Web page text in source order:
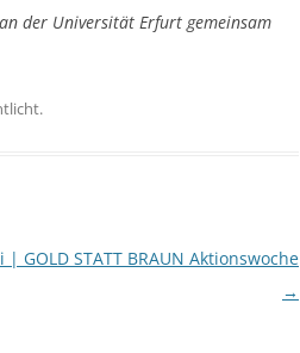
der Universität Erfurt gemeinsam
| GOLD STATT BRAUN Aktionswoche
→